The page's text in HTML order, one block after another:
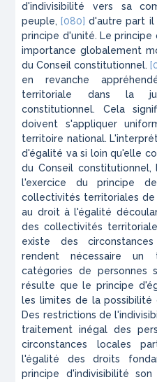
d'indivisibilité vers sa
peuple, [080] d'autre part il
principe d'unité. Le
importance globalement
du Conseil constitutionnel.
en revanche
territoriale dans la
constitutionnel. Cela
doivent s'appliquer
territoire national.
d'égalité va si loin qu'elle
du Conseil
l'exercice du principe
collectivités territoriales
au droit à l'égalité
des collectivités
existe des
rendent nécessaire un
catégories de personnes
résulte que le principe
les limites de la possibilité
Des restrictions de
traitement inégal des
circonstances locales
l'égalité des droits
principe d'indivisibilité